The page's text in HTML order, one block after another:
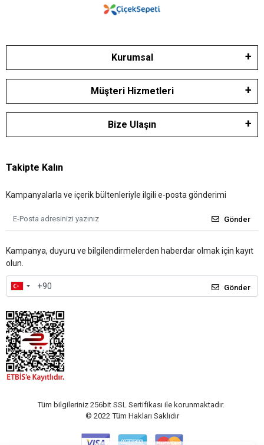
Kurumsal
Müşteri Hizmetleri
Bize Ulaşın
Takipte Kalın
Kampanyalarla ve içerik bültenleriyle ilgili e-posta gönderimi
Gönder
Kampanya, duyuru ve bilgilendirmelerden haberdar olmak için kayıt
olun.
Gönder
Tüm bilgileriniz 256bit SSL Sertifikası ile korunmaktadır.
© 2022 Tüm Hakları Saklıdır